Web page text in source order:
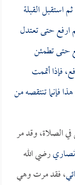
القبلة
ارفع حتى تعتدل
حتى تطمئن
فإذا أتممت
فإنما تنتقصه من
الصلاة، وقد مر
رضي الله
، فقد مرت وهي